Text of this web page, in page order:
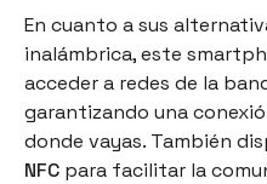
En cuanto a sus
inalámbrica, este
acceder a redes de la
garantizando una
donde vayas. También
NFC para facilitar la